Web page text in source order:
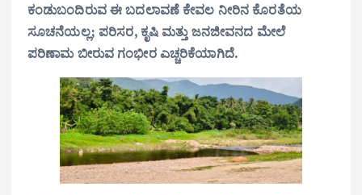
ಕಂಡುಬಂದಿರುವ ಈ ಬದಲಾವಣೆ ಕೇವಲ ನೀರಿನ ಕೊರತೆಯ
ಸೂಚನೆಯಲ್ಲ; ಪರಿಸರ, ಕೃಷಿ ಮತ್ತು ಜನಜೀವನದ ಮೇಲೆ
ಪರಿಣಾಮ ಬೀರುವ ಗಂಭೀರ ಎಚ್ಚರಿಕೆಯಾಗಿದೆ.